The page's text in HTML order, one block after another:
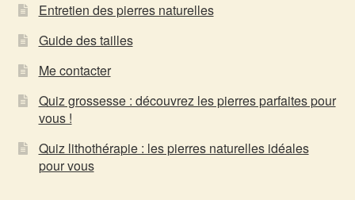
Entretien des pierres naturelles
Guide des tailles
Me contacter
Quiz grossesse : découvrez les pierres parfaites pour
vous !
Quiz lithothérapie : les pierres naturelles idéales
pour vous